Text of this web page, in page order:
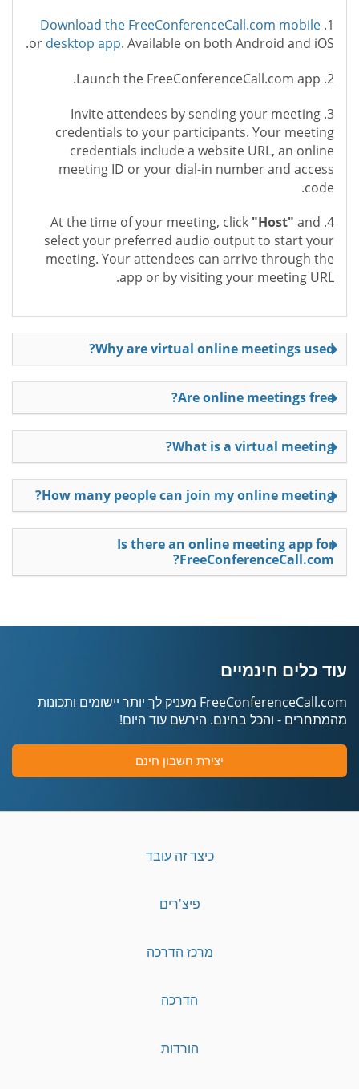
1.
Download the FreeConferenceCall.com mobile
or desktop app. Available on both Android and iOS.
2. Launch the FreeConferenceCall.com app.
3. Invite attendees by sending your meeting
credentials to your participants. Your meeting
credentials include a website URL, an online
meeting ID or your dial-in number and access
code.
4. At the time of your meeting, click
"Host" and
select your preferred audio output to start your
meeting. Your attendees can arrive through the
app or by visiting your meeting URL.
Why are virtual online meetings used?
Are online meetings free?
What is a virtual meeting?
How many people can join my online meeting?
Is there an online meeting app for
FreeConferenceCall.com?
עוד כלים חינמיים
FreeConferenceCall.com מעניק לך יותר יישומים ותכונות
מהמתחרים - והכל בחינם. הירשם עוד היום!
יצירת חשבון חינם
כיצד זה עובד
פיצ'רים
מרכז הדרכה
הדרכה
הורדות